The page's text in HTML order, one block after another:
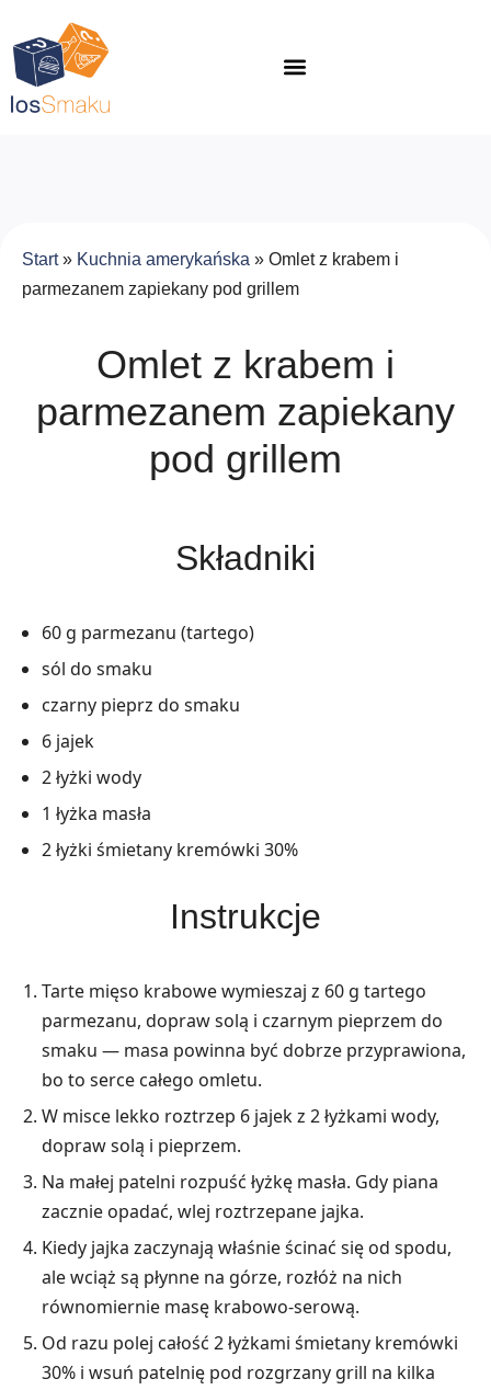
Start» Kuchnia amerykańska » Omlet z krabem i
parmezanem zapiekany pod grillem
Omlet z krabem i
parmezanem zapiekany
pod grillem
Składniki
60 g parmezanu (tartego)
sól do smaku
czarny pieprz do smaku
6 jajek
2 łyżki wody
1 łyżka masła
2 łyżki śmietany kremówki 30%
Instrukcje
Tarte mięso krabowe wymieszaj z 60 g tartego
parmezanu, dopraw solą i czarnym pieprzem do
smaku — masa powinna być dobrze przyprawiona,
bo to serce całego omletu.
W misce lekko roztrzep 6 jajek z 2 łyżkami wody,
dopraw solą i pieprzem.
Na małej patelni rozpuść łyżkę masła. Gdy piana
zacznie opadać, wlej roztrzepane jajka.
Kiedy jajka zaczynają właśnie ścinać się od spodu,
ale wciąż są płynne na górze, rozłóż na nich
równomiernie masę krabowo-serową.
Od razu polej całość 2 łyżkami śmietany kremówki
30% i wsuń patelnię pod rozgrzany grill na kilka